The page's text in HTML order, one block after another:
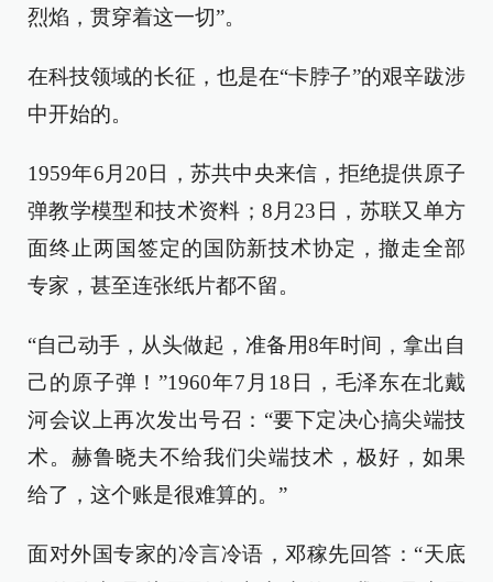
烈焰，贯穿着这一切”。
在科技领域的长征，也是在“卡脖子”的艰辛跋涉
中开始的。
1959年6月20日，苏共中央来信，拒绝提供原子
弹教学模型和技术资料；8月23日，苏联又单方
面终止两国签定的国防新技术协定，撤走全部
专家，甚至连张纸片都不留。
“自己动手，从头做起，准备用8年时间，拿出自
己的原子弹！”1960年7月18日，毛泽东在北戴
河会议上再次发出号召：“要下定决心搞尖端技
术。赫鲁晓夫不给我们尖端技术，极好，如果
给了，这个账是很难算的。”
面对外国专家的冷言冷语，邓稼先回答：“天底